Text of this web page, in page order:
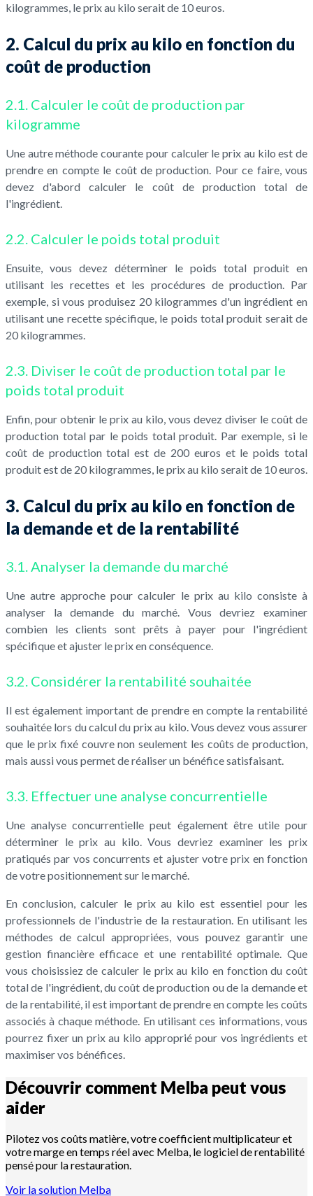
kilogrammes, le prix au kilo serait de 10 euros.
2. Calcul du prix au kilo en fonction du
coût de production
2.1. Calculer le coût de production par
kilogramme
Une autre méthode courante pour calculer le prix au kilo est de
prendre en compte le coût de production. Pour ce faire, vous
devez d'abord calculer le coût de production total de
l'ingrédient.
2.2. Calculer le poids total produit
Ensuite, vous devez déterminer le poids total produit en
utilisant les recettes et les procédures de production. Par
exemple, si vous produisez 20 kilogrammes d'un ingrédient en
utilisant une recette spécifique, le poids total produit serait de
20 kilogrammes.
2.3. Diviser le coût de production total par le
poids total produit
Enfin, pour obtenir le prix au kilo, vous devez diviser le coût de
production total par le poids total produit. Par exemple, si le
coût de production total est de 200 euros et le poids total
produit est de 20 kilogrammes, le prix au kilo serait de 10 euros.
3. Calcul du prix au kilo en fonction de
la demande et de la rentabilité
3.1. Analyser la demande du marché
Une autre approche pour calculer le prix au kilo consiste à
analyser la demande du marché. Vous devriez examiner
combien les clients sont prêts à payer pour l'ingrédient
spécifique et ajuster le prix en conséquence.
3.2. Considérer la rentabilité souhaitée
Il est également important de prendre en compte la rentabilité
souhaitée lors du calcul du prix au kilo. Vous devez vous assurer
que le prix fixé couvre non seulement les coûts de production,
mais aussi vous permet de réaliser un bénéfice satisfaisant.
3.3. Effectuer une analyse concurrentielle
Une analyse concurrentielle peut également être utile pour
déterminer le prix au kilo. Vous devriez examiner les prix
pratiqués par vos concurrents et ajuster votre prix en fonction
de votre positionnement sur le marché.
En conclusion, calculer le prix au kilo est essentiel pour les
professionnels de l'industrie de la restauration. En utilisant les
méthodes de calcul appropriées, vous pouvez garantir une
gestion financière efficace et une rentabilité optimale. Que
vous choisissiez de calculer le prix au kilo en fonction du coût
total de l'ingrédient, du coût de production ou de la demande et
de la rentabilité, il est important de prendre en compte les coûts
associés à chaque méthode. En utilisant ces informations, vous
pourrez fixer un prix au kilo approprié pour vos ingrédients et
maximiser vos bénéfices.
Découvrir comment Melba peut vous
aider
Pilotez vos coûts matière, votre coefficient multiplicateur et
votre marge en temps réel avec Melba, le logiciel de rentabilité
pensé pour la restauration.
Voir la solution Melba